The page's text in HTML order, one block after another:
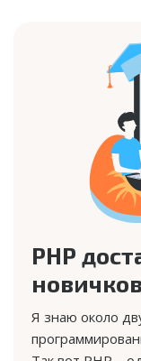
PHP
новичков
Я знаю около